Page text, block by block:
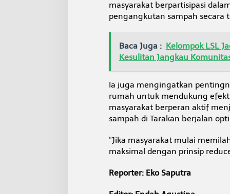
masyarakat berpartisipasi
pengangkutan sampah secara
Baca Juga : Kelompok LSL
Kesulitan Jangkau
Ia juga mengingatkan
rumah untuk mendukung
masyarakat berperan aktif
sampah di Tarakan berjalan
“Jika masyarakat mulai
maksimal dengan prinsip
Reporter: Eko Saputra